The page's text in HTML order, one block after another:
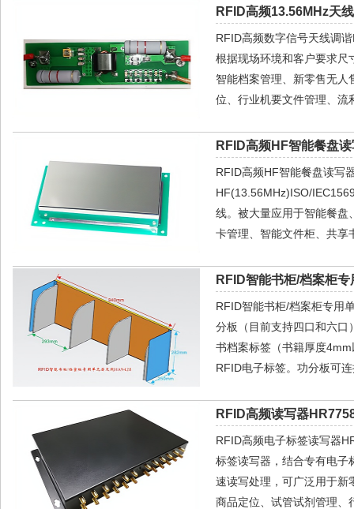
RFID高频13.56MHz天
RFID高频数字信号天线调
根据现场环境和客户要求尺
智能档案管理、新零售无
位、行业机要文件管理、流
RFID高频HF智能餐盘
RFID高频HF智能餐盘读写
HF(13.56MHz)ISO/
线。被大量应用于智能餐盘
卡管理、智能文件柜、共享
RFID智能书柜/档案柜专
RFID智能书柜/档案柜专用
分板（目前支持四口和六口
书档案标签（书籍厚度
RFID电子标签。功分板可
RFID高频读写器
RFID高频电子标签读写器
标签读写器，结合专有电子
速读写处理，可广泛用于新
商品定位、试管试剂管理、